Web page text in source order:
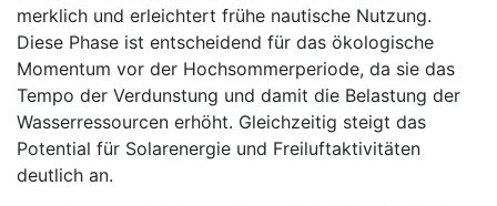
merklich und erleichtert frühe nautische Nutzung.
Diese Phase ist entscheidend für das ökologische
Momentum vor der Hochsommerperiode, da sie das
Tempo der Verdunstung und damit die Belastung der
Wasserressourcen erhöht. Gleichzeitig steigt das
Potential für Solarenergie und Freiluftaktivitäten
deutlich an.